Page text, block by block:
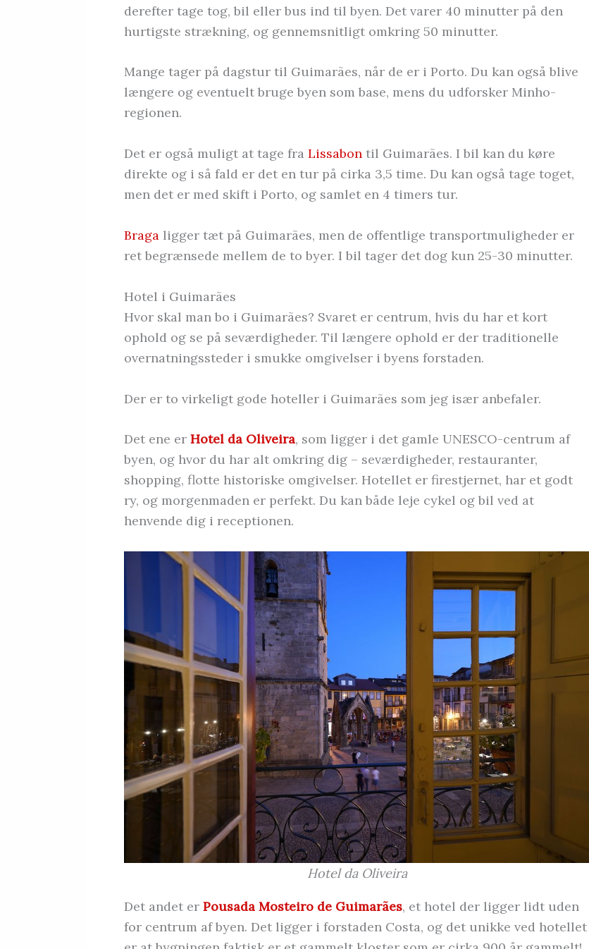
derefter tage tog, bil eller bus ind til byen. Det varer 40 minutter på den
hurtigste strækning, og gennemsnitligt omkring 50 minutter.
Mange tager på dagstur til Guimarães, når de er i Porto. Du kan også blive
længere og eventuelt bruge byen som base, mens du udforsker Minho-
regionen.
Det er også muligt at tage fra Lissabon til Guimarães. I bil kan du køre
direkte og i så fald er det en tur på cirka 3,5 time. Du kan også tage toget,
men det er med skift i Porto, og samlet en 4 timers tur.
Braga ligger tæt på Guimarães, men de offentlige transportmuligheder er
ret begrænsede mellem de to byer. I bil tager det dog kun 25-30 minutter.
Hotel i Guimarães
Hvor skal man bo i Guimarães? Svaret er centrum, hvis du har et kort
ophold og se på seværdigheder. Til længere ophold er der traditionelle
overnatningssteder i smukke omgivelser i byens forstaden.
Der er to virkeligt gode hoteller i Guimarães som jeg især anbefaler.
Det ene er Hotel da Oliveira, som ligger i det gamle UNESCO-centrum af
byen, og hvor du har alt omkring dig – seværdigheder, restauranter,
shopping, flotte historiske omgivelser. Hotellet er firestjernet, har et godt
ry, og morgenmaden er perfekt. Du kan både leje cykel og bil ved at
henvende dig i receptionen.
Hotel da Oliveira
Det andet er Pousada Mosteiro de Guimarães, et hotel der ligger lidt uden
for centrum af byen. Det ligger i forstaden Costa, og det unikke ved hotellet